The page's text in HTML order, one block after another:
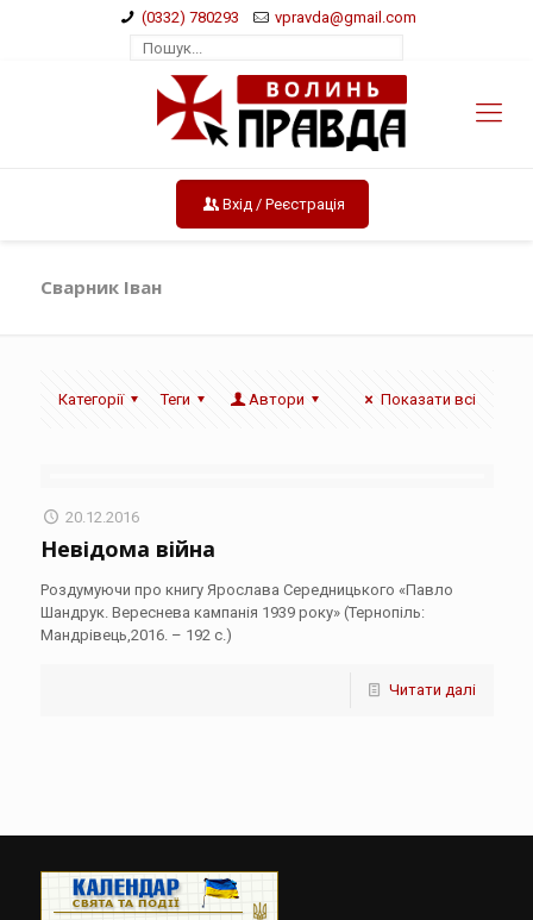
(0332) 780293 vpravda@gmail.com
Вхід / Реєстрація
Сварник Іван
Категорії Теги Автори Показати всі
20.12.2016
Невідома війна
Роздумуючи про книгу Ярослава Середницького «Павло
Шандрук. Вереснева кампанія 1939 року» (Тернопіль:
Мандрівець,2016. – 192 с.)
Читати далі